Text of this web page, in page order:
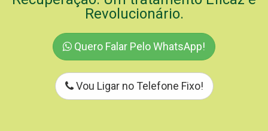
Revolucionário.
Quero Falar Pelo WhatsApp!
Vou Ligar no Telefone Fixo!